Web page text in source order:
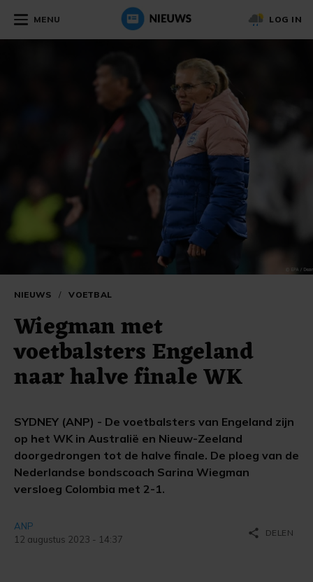
MENU LOG IN
NIEUWS / VOETBAL
Wiegman met
voetbalsters Engeland
naar halve finale WK
SYDNEY (ANP) - De voetbalsters van Engeland zijn
op het WK in Australië en Nieuw-Zeeland
doorgedrongen tot de halve finale. De ploeg van de
Nederlandse bondscoach Sarina Wiegman
versloeg Colombia met 2-1.
ANP
12 augustus 2023 - 14:37
share DELEN